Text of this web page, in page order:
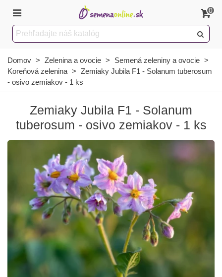
0
Domov > Zelenina a ovocie > Semená zeleniny a ovocie >
Koreňová zelenina > Zemiaky Jubila F1 - Solanum tuberosum
- osivo zemiakov - 1 ks
Zemiaky Jubila F1 - Solanum
tuberosum - osivo zemiakov - 1 ks